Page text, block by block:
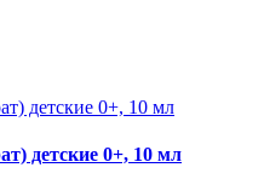
детские 0+, 10 мл